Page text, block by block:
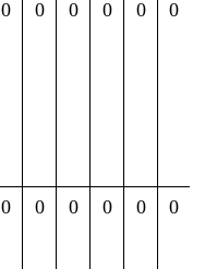
0 0 0 0 0 0
0 0 0 0 0 0